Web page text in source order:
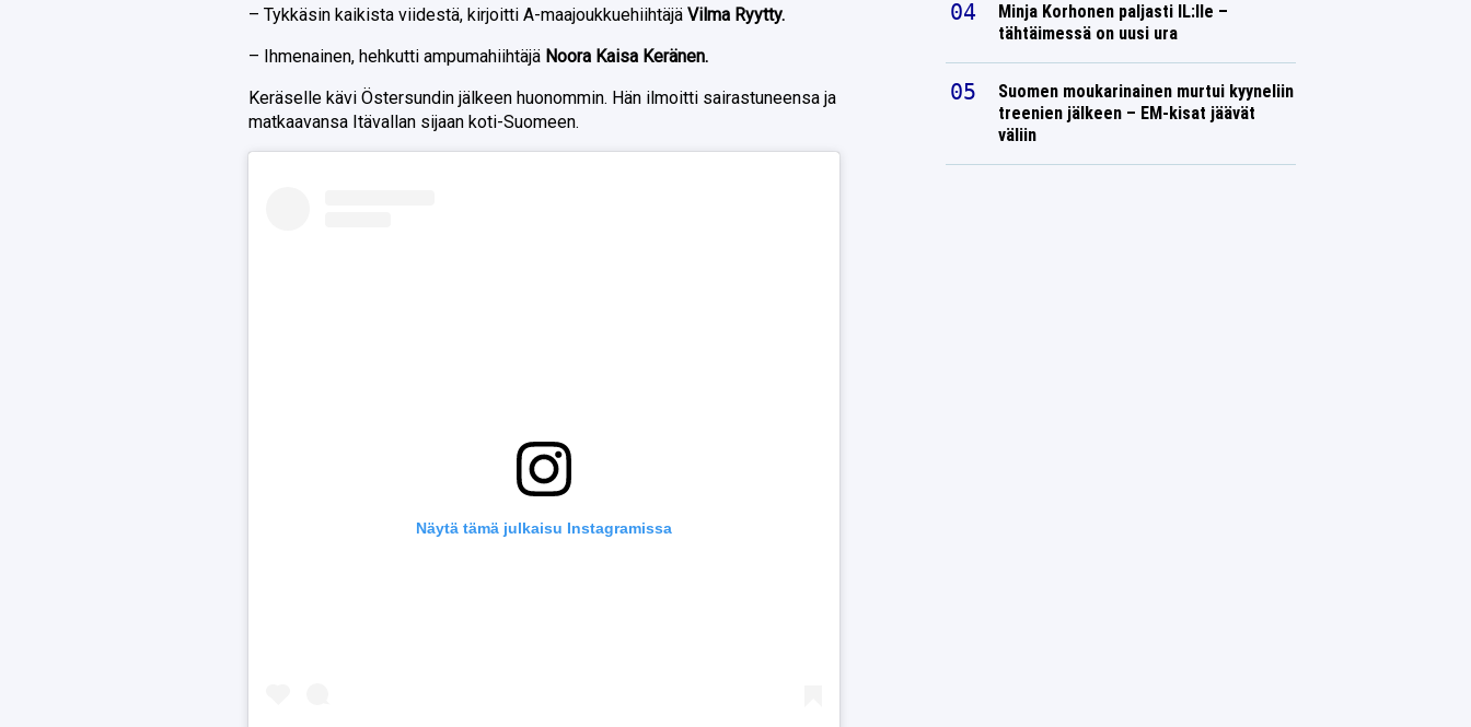
– Tykkäsin kaikista viidestä, kirjoitti A-maajoukkuehiihtäjäVilma Ryytty.
– Ihmenainen, hehkutti ampumahiihtäjä Noora Kaisa Keränen.
Keräselle kävi Östersundin jälkeen huonommin. Hän ilmoitti sairastuneensa ja
matkaavansa Itävallan sijaan koti-Suomeen.
Näytä tämä julkaisu Instagramissa
Minja Korhonen paljasti IL:lle –
tähtäimessä on uusi ura
Suomen moukarinainen murtui kyyneliin
treenien jälkeen – EM-kisat jäävät
väliin